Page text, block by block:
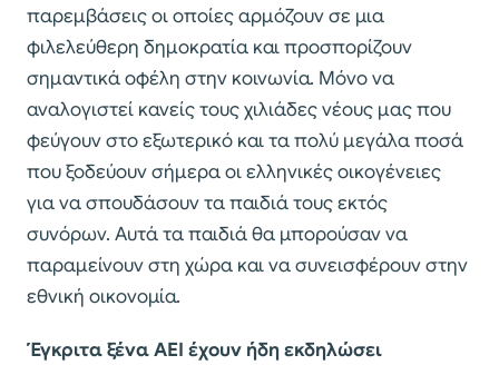
παρεμβάσεις οι οποίες αρμόζουν σε μια
φιλελεύθερη δημοκρατία και προσπορίζουν
σημαντικά οφέλη στην κοινωνία. Μόνο να
αναλογιστεί κανείς τους χιλιάδες νέους μας που
φεύγουν στο εξωτερικό και τα πολύ μεγάλα ποσά
που ξοδεύουν σήμερα οι ελληνικές οικογένειες
για να σπουδάσουν τα παιδιά τους εκτός
συνόρων. Αυτά τα παιδιά θα μπορούσαν να
παραμείνουν στη χώρα και να συνεισφέρουν στην
εθνική οικονομία.
Έγκριτα ξένα ΑΕΙ έχουν ήδη εκδηλώσει